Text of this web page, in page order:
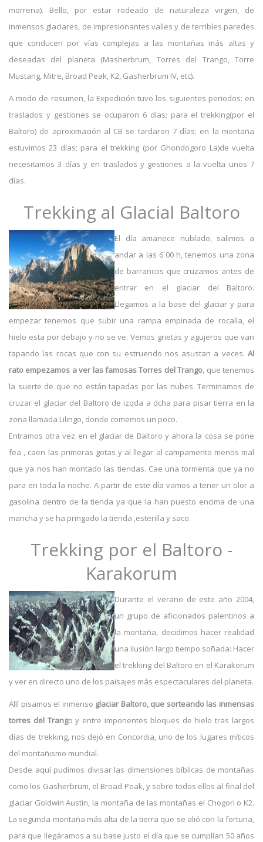
morrena). Bello, por estar rodeado de naturaleza virgen, de
inmensos glaciares, de impresionantes valles y de terribles paredes
que conducen por vías complejas a las montañas más altas y
deseadas del planeta (Masherbrum, Torres del Trango, Torre
Mustang, Mitre, Broad Peak, K2, Gasherbrum IV, etc).
A modo de resumen, la Expedición tuvo los siguientes periodos: en
traslados y gestiones se ocuparon 6 días; para el trekking(por el
Baltoro) de aproximación al CB se tardaron 7 días; en la montaña
estuvimos 23 días; para el trekking (por Ghondogoro La)de vuelta
necesitamos 3 días y en traslados y gestiones a la vuelta unos 7
días.
Trekking al Glacial Baltoro
El día amanece nublado, salimos a
andar a las 6´00 h, tenemos una zona
de barrancos que cruzamos antes de
entrar en el glaciar del Baltoro.
Llegamos a la base del glaciar y para
empezar tenemos que subir una rampa empinada de rocalla, el
hielo esta por debajo y no se ve. Vemos grietas y agujeros que van
tapando las rocas que con su estruendo nos asustan a veces. Al
rato empezamos a ver las famosas Torres del Trango, que tenemos
la suerte de que no están tapadas por las nubes. Terminamos de
cruzar el glaciar del Baltoro de izqda a dcha para pisar tierra en la
zona llamada Lilingo, donde comemos un poco.
Entramos otra vez en el glaciar de Baltoro y ahora la cosa se pone
fea , caen las primeras gotas y al llegar al campamento menos mal
que ya nos han montado las tiendas. Cae una tormenta que ya no
para en toda la noche. A partir de este día vamos a tener un olor a
gasolina dentro de la tienda ya que la han puesto encima de una
mancha y se ha pringado la tienda ,esterilla y saco.
Trekking por el Baltoro -
Karakorum
Durante el verano de este año 2004,
un grupo de aficionados palentinos a
la montaña, decidimos hacer realidad
una ilusión largo tiempo soñada: Hacer
el trekking del Baltoro en el Karakorum
y ver en directo uno de los paisajes más espectaculares del planeta.
Allí pisamos el inmenso glaciar Baltoro, que sorteando las inmensas
torres del Trango y entre imponentes bloques de hielo tras largos
días de trekking, nos dejó en Concordia, uno de los lugares míticos
del montañismo mundial.
Desde aquí pudimos divisar las dimensiones bíblicas de montañas
como los Gasherbrum, el Broad Peak, y sobre todos ellos al final del
glaciar Goldwin Austin, la montaña de las montañas el Chogori o K2.
La segunda montaña más alta de la tierra que se alió con la fortuna,
para que llegáramos a su base justo el día que se cumplían 50 años